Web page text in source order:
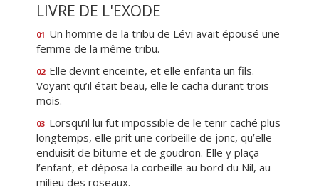
LIVRE DE L'EXODE
01 Un homme de la tribu de Lévi avait épousé une
femme de la même tribu.
02 Elle devint enceinte, et elle enfanta un fils.
Voyant qu’il était beau, elle le cacha durant trois
mois.
03 Lorsqu’il lui fut impossible de le tenir caché plus
longtemps, elle prit une corbeille de jonc, qu’elle
enduisit de bitume et de goudron. Elle y plaça
l’enfant, et déposa la corbeille au bord du Nil, au
milieu des roseaux.